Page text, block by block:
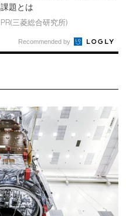
課題とは
PR(三菱総合研究所)
Recommended by